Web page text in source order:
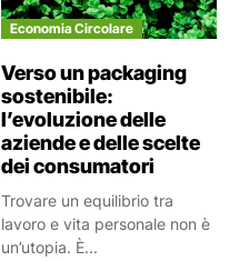
Economia Circolare
Verso un packaging
sostenibile:
l’evoluzione delle
aziende e delle scelte
dei consumatori
Trovare un equilibrio tra
lavoro e vita personale non è
un’utopia. È...